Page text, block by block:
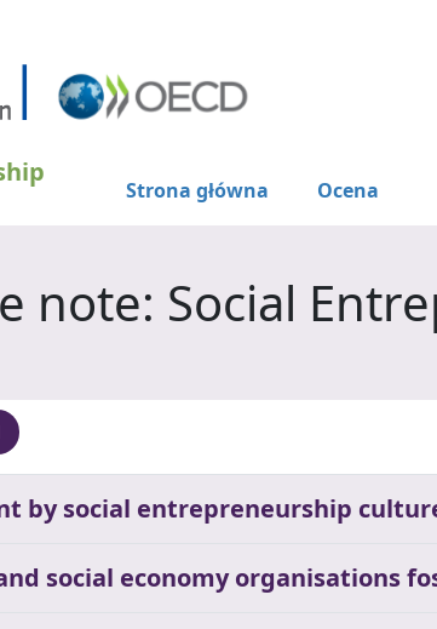
Strona główna Ocena
note: Social
by social entrepreneurship
social economy organisations